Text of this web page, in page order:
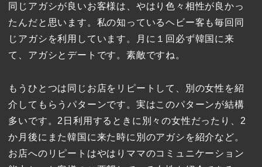
同じアガシが良いお客様は、やはり色々相性が良かっ
たんだと思います。私の知っているヘビー客も毎回同
じアガシを利用しています。月に１回必ず韓国に来
て、アガシとデートです。素敵ですね。
もうひとつは同じお店をリピートして、別の女性を紹
介してもらうパターンです。実はこのパターンが結構
多いです。2日利用するときに別々の女性だったり、2
か月後にまた韓国に来た時に別のアガシを紹介など。
お店へのリピートはやはりママのコミュニケーション